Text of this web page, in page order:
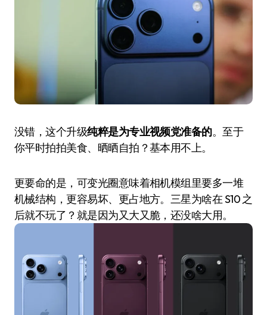
没错，这个升级纯粹是为专业视频党准备的。至于
你平时拍拍美食、晒晒自拍？基本用不上。
更要命的是，可变光圈意味着相机模组里要多一堆
机械结构，更容易坏、更占地方。三星为啥在 S10 之
后就不玩了？就是因为又大又脆，还没啥大用。